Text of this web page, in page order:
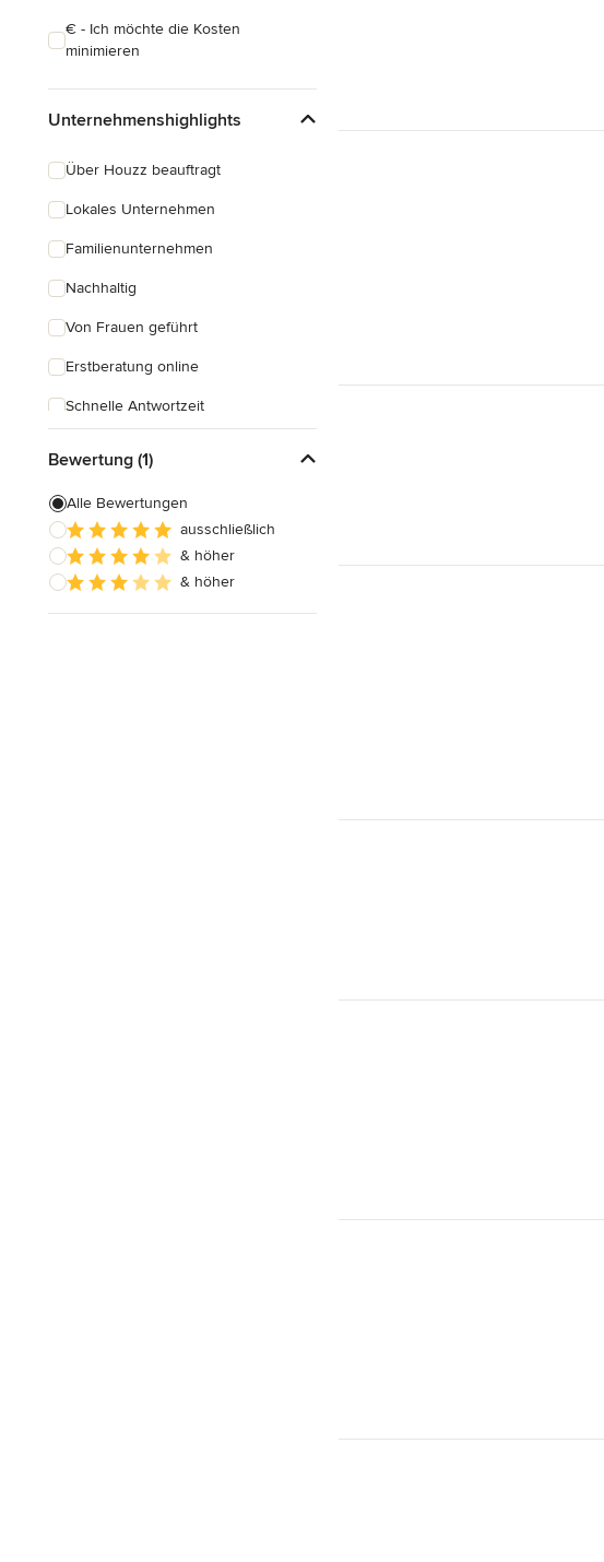
€ - Ich möchte die Kosten
minimieren
Unternehmenshighlights
Über Houzz beauftragt
Lokales Unternehmen
Familienunternehmen
Nachhaltig
Von Frauen geführt
Erstberatung online
Schnelle Antwortzeit
Bewertung (1)
Alle Bewertungen
ausschließlich
& höher
& höher